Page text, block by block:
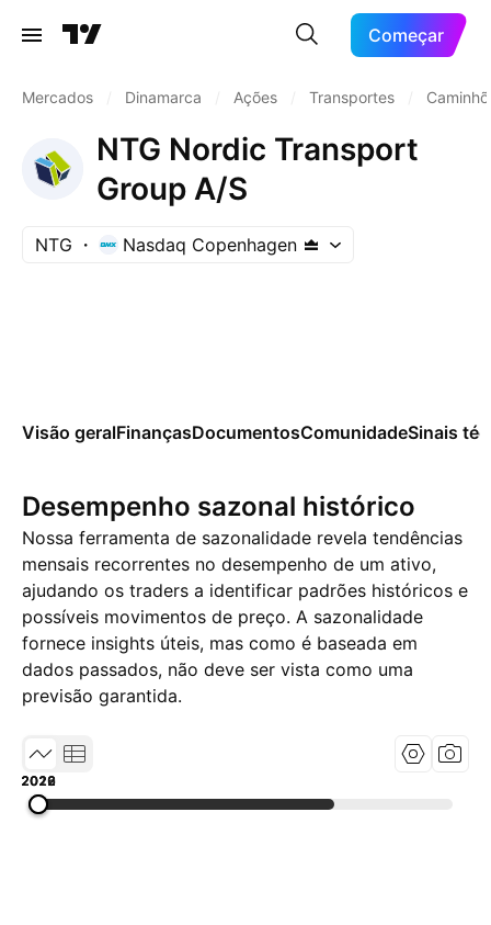
Começar
Mercados Dinamarca Ações Transportes
NTG Nordic Transport
Group A/S
NTG Nasdaq Copenhagen
Visão geralFinançasDocumentosComunidadeSinais
Desempenho sazonal histórico
Nossa ferramenta de sazonalidade revela tendências
mensais recorrentes no desempenho de um ativo,
ajudando os traders a identificar padrões históricos e
possíveis movimentos de preço. A sazonalidade
fornece insights úteis, mas como é baseada em
dados passados, não deve ser vista como uma
previsão garantida.
2019
2022
2026